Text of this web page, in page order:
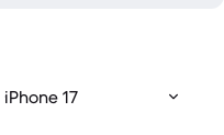
iPhone 17